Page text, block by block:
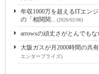
年収1000万を超えるITエン
の「相関関... (2026/02/06)
arrowsの頑丈さがとんでも
大阪ガスが月2000時間の
エンタープライズ)